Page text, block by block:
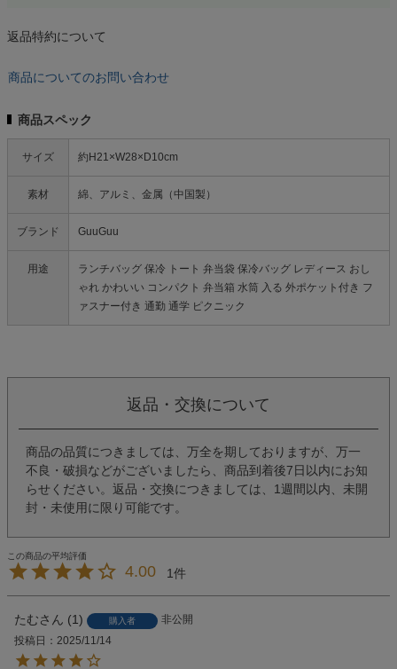
返品特約について
商品についてのお問い合わせ
商品スペック
サイズ 約H21×W28×D10cm
素材 綿、アルミ、金属（中国製）
ブランド GuuGuu
用途
ランチバッグ 保冷 トート 弁当袋 保冷バッグ レディース おし
ゃれ かわいい コンパクト 弁当箱 水筒 入る 外ポケット付き フ
ァスナー付き 通勤 通学 ピクニック
返品・交換について
商品の品質につきましては、万全を期しておりますが、万一
不良・破損などがございましたら、商品到着後7日以内にお知
らせください。返品・交換につきましては、1週間以内、未開
封・未使用に限り可能です。
4.00 1
たむ 1 購入者
非公開
投稿日
2025/11/14